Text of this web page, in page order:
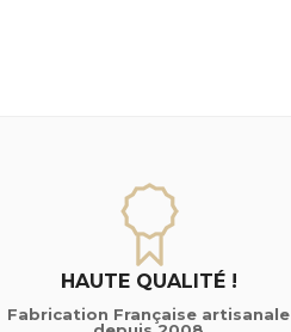
HAUTE QUALITÉ !
Fabrication Française artisanale